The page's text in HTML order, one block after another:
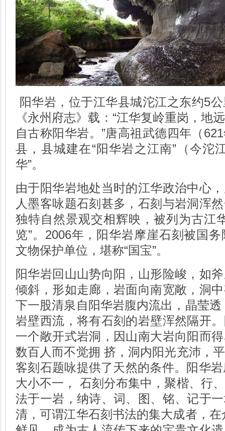
阳华岩，位于江华县城沱江之东约5
《永州府志》载：“江华复岭重岗，地
自古称阳华岩。”唐高祖武德四年（ 621
县，县城建在“阳华岩之江南”（今沱
华”。
由于阳华岩地处当时的江华政治中心
人墨客咏题石刻甚多，石刻与岩洞浑
独特自然景观交相辉映，被列为古江
览”。 2006年，阳华岩摩崖石刻被国
文物保护单位，堪称“国宝”。
阳华岩回山山势向阳，山形险峻，如
倾斜，形如走廊，岩面向南宽敞，洞
下一股清泉自阳华岩腹内流出，晶莹
岩壁西流，将有石刻的岩壁浑然隔开
一个敞开式岩洞，因山南大岩向阳而
数百人而不觉拥 挤，洞内阳光充沛，
客刻石题咏提供了天然的条件。阳华
大小不一 ， 石刻分布集中，聚楷、行
法于一岩，纳诗、词、图、铭、记于
清，可谓江华石刻书法的集大成者，